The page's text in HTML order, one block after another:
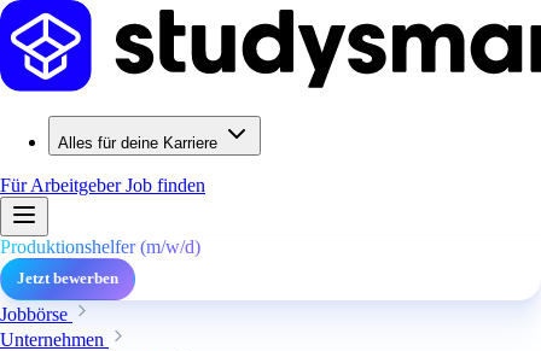
Alles für deine Karriere
Für ArbeitgeberJob finden
Produktionshelfer (m/w/d)
Jetzt bewerben
Jobbörse
Unternehmen